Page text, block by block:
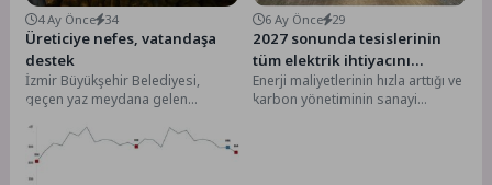
4 Ay Önce 34
Üreticiye nefes, vatandaşa
destek
İzmir Büyükşehir Belediyesi,
geçen yaz meydana gelen
Ödemiş’teki üreticinin
mahsulünün tarlada kalmaması
için...
6 Ay Önce 29
2027 sonunda tesislerinin
tüm elektrik ihtiyacını
GES’lerden karşılayacak
Enerji maliyetlerinin hızla arttığı ve
karbon yönetiminin sanayi